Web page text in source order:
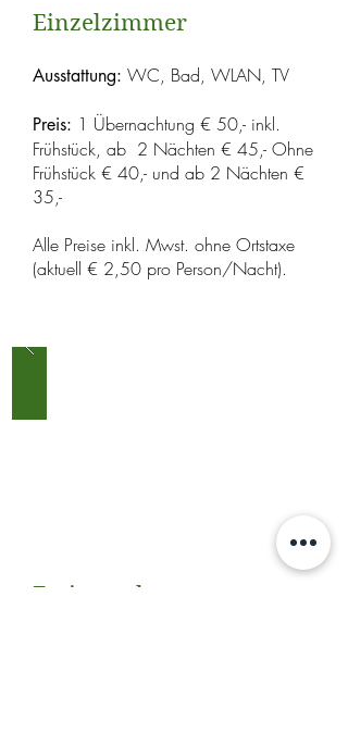
Einzelzimmer
Ausstattung: WC, Bad, WLAN, TV
Preis: 1 Übernachtung € 50,- inkl.
Frühstück, ab 2 Nächten € 45,- Ohne
Frühstück € 40,- und ab 2 Nächten €
35,-
Alle Preise inkl. Mwst. ohne Ortstaxe
(aktuell € 2,50 pro Person/Nacht).
Ferienwohnung